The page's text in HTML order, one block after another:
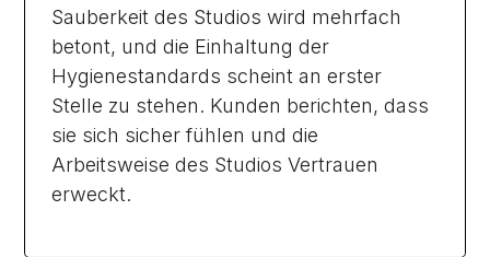
Sauberkeit des Studios wird mehrfach
betont, und die Einhaltung der
Hygienestandards scheint an erster
Stelle zu stehen. Kunden berichten, dass
sie sich sicher fühlen und die
Arbeitsweise des Studios Vertrauen
erweckt.